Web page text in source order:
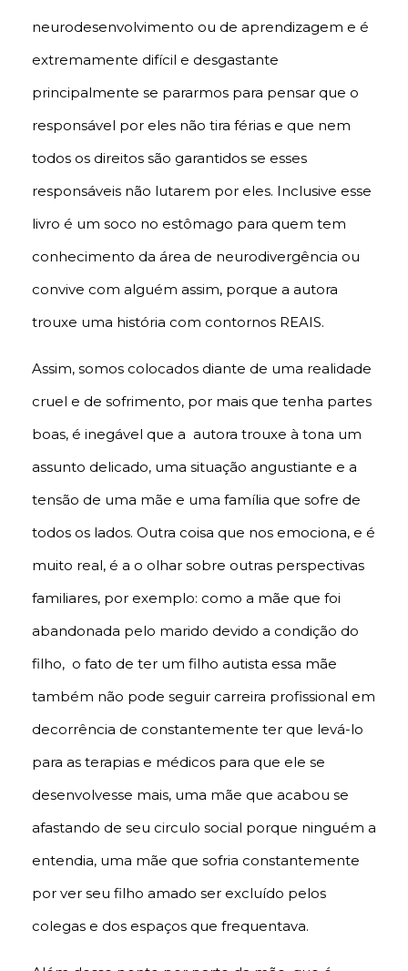
neurodesenvolvimento ou de aprendizagem e é
extremamente difícil e desgastante
principalmente se pararmos para pensar que o
responsável por eles não tira férias e que nem
todos os direitos são garantidos se esses
responsáveis não lutarem por eles. Inclusive esse
livro é um soco no estômago para quem tem
conhecimento da área de neurodivergência ou
convive com alguém assim, porque a autora
trouxe uma história com contornos REAIS.
Assim, somos colocados diante de uma realidade
cruel e de sofrimento, por mais que tenha partes
boas, é inegável que a autora trouxe à tona um
assunto delicado, uma situação angustiante e a
tensão de uma mãe e uma família que sofre de
todos os lados. Outra coisa que nos emociona, e é
muito real, é a o olhar sobre outras perspectivas
familiares, por exemplo: como a mãe que foi
abandonada pelo marido devido a condição do
filho, o fato de ter um filho autista essa mãe
também não pode seguir carreira profissional em
decorrência de constantemente ter que levá-lo
para as terapias e médicos para que ele se
desenvolvesse mais, uma mãe que acabou se
afastando de seu circulo social porque ninguém a
entendia, uma mãe que sofria constantemente
por ver seu filho amado ser excluído pelos
colegas e dos espaços que frequentava.